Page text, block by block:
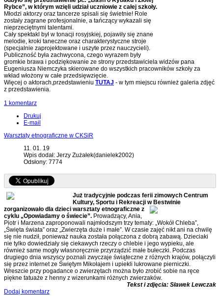
Rybce”, w którym wzięli udział uczniowie z całej szkoły.
Młodzi aktorzy oraz tancerze spisali się świetnie! Role
zostały zagrane profesjonalnie, a tańczący wykazali się
nieprzeciętnymi talentami.
Cały spektakl był w tonacji rosyjskiej, pojawiły się znane
melodie, kroki taneczne oraz charakterystyczne stroje
(specjalnie zaprojektowane i uszyte przez nauczycieli).
Publiczność była zachwycona, czego wyrazem były
gromkie brawa i podziękowanie ze strony przedstawiciela widzów pana
Eugeniusza Niemczyka skierowane do wszystkich pracowników szkoły za
wkład włożony w całe przedsięwzięcie.
Więcej o aktorach,przedstawieniu TUTAJ - w tym miejscu również galeria zdjęć
z przedstawienia.
1 komentarz
Drukuj
E-mail
Warsztaty etnograficzne w CKSiR
11. 01. 19
Wpis dodał: Jerzy Zużałek(danielek2002)
Odsłony: 7774
Już tradycyjnie podczas ferii zimowych Centrum
Kultury, Sportu i Rekreacji w Bestwinie
zorganizowało dla dzieci warsztaty etnograficzne z
cyklu „Opowiadamy o świecie”. Prowadzący, Ania,
Piotr i Marzena zaproponowali najmłodszym trzy tematy: „Wokół Chleba”,
„Święta świata” oraz „Zwierzęta duże i małe”. W czasie zajęć nikt ani na chwilę
się nie nudził, ponieważ nauka została połączona z dobrą zabawą. Dzieciaki
nie tylko dowiedziały się ciekawych rzeczy o chlebie i jego wypieku, ale
również same mogły własnoręcznie przyrządzić małe bułeczki. Podczas
drugiego dnia wszyscy poznali zwyczaje świąteczne z różnych krajów, połączyli
się przez internet ze Świętym Mikołajem i upiekli lukrowane pierniczki.
Wreszcie przy pogadance o zwierzętach można było zrobić sobie na ręce
piękne tatuaże z henny z wizerunkami różnych zwierzaków.
Tekst i zdjęcia: Sławek Lewczak
Dodaj komentarz